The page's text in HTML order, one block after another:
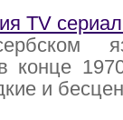
TV
конце
и